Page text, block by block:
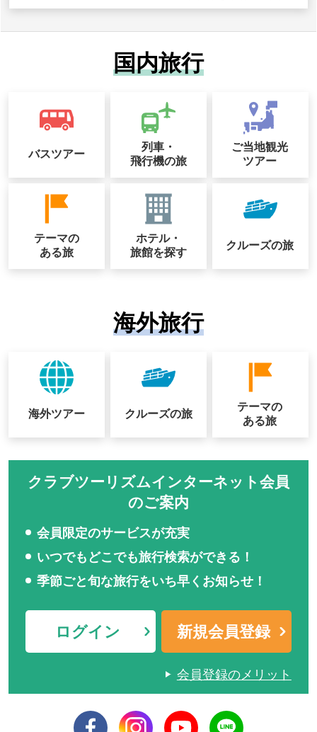
国内旅行
バスツアー
列車・
飛行機の旅
ご当地観光
ツアー
テーマの
ある旅
ホテル・
旅館を探す
クルーズの旅
海外旅行
海外ツアー クルーズの旅
テーマの
ある旅
クラブツーリズムインターネット会員
のご案内
会員限定のサービスが充実
いつでもどこでも旅行検索ができる！
季節ごと旬な旅行をいち早くお知らせ！
ログイン 新規会員登録
会員登録のメリット